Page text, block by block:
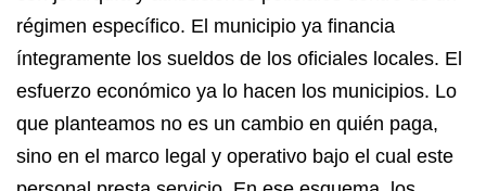
régimen específico. El municipio ya financia
íntegramente los sueldos de los oficiales locales. El
esfuerzo económico ya lo hacen los municipios. Lo
que planteamos no es un cambio en quién paga,
sino en el marco legal y operativo bajo el cual este